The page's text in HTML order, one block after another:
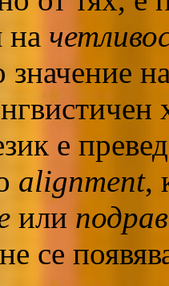
на
е
alignment,
или
се